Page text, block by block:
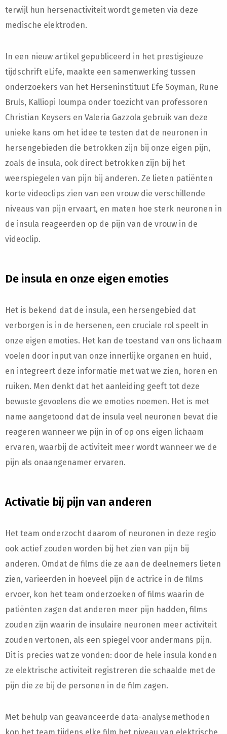
terwijl hun hersenactiviteit wordt gemeten via deze
medische elektroden.
In een nieuw artikel gepubliceerd in het prestigieuze
tijdschrift eLife, maakte een samenwerking tussen
onderzoekers van het Herseninstituut Efe Soyman, Rune
Bruls, Kalliopi Ioumpa onder toezicht van professoren
Christian Keysers en Valeria Gazzola gebruik van deze
unieke kans om het idee te testen dat de neuronen in
hersengebieden die betrokken zijn bij onze eigen pijn,
zoals de insula, ook direct betrokken zijn bij het
weerspiegelen van pijn bij anderen. Ze lieten patiënten
korte videoclips zien van een vrouw die verschillende
niveaus van pijn ervaart, en maten hoe sterk neuronen in
de insula reageerden op de pijn van de vrouw in de
videoclip.
De insula en onze eigen emoties
Het is bekend dat de insula, een hersengebied dat
verborgen is in de hersenen, een cruciale rol speelt in
onze eigen emoties. Het kan de toestand van ons lichaam
voelen door input van onze innerlijke organen en huid,
en integreert deze informatie met wat we zien, horen en
ruiken. Men denkt dat het aanleiding geeft tot deze
bewuste gevoelens die we emoties noemen. Het is met
name aangetoond dat de insula veel neuronen bevat die
reageren wanneer we pijn in of op ons eigen lichaam
ervaren, waarbij de activiteit meer wordt wanneer we de
pijn als onaangenamer ervaren.
Activatie bij pijn van anderen
Het team onderzocht daarom of neuronen in deze regio
ook actief zouden worden bij het zien van pijn bij
anderen. Omdat de films die ze aan de deelnemers lieten
zien, varieerden in hoeveel pijn de actrice in de films
ervoer, kon het team onderzoeken of films waarin de
patiënten zagen dat anderen meer pijn hadden, films
zouden zijn waarin de insulaire neuronen meer activiteit
zouden vertonen, als een spiegel voor andermans pijn.
Dit is precies wat ze vonden: door de hele insula konden
ze elektrische activiteit registreren die schaalde met de
pijn die ze bij de personen in de film zagen.
Met behulp van geavanceerde data-analysemethoden